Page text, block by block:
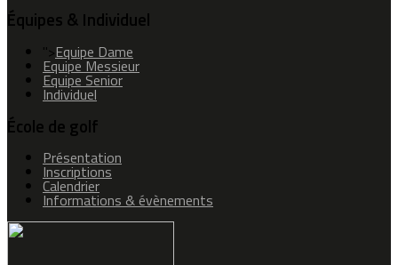
Équipes & Individuel
">Equipe Dame
Equipe Messieur
Equipe Senior
Individuel
École de golf
Présentation
Inscriptions
Calendrier
Informations & évènements